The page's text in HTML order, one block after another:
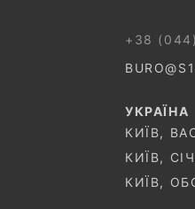
+38
УКРАЇНА
КИЇВ,
КИЇВ,
КИЇВ,